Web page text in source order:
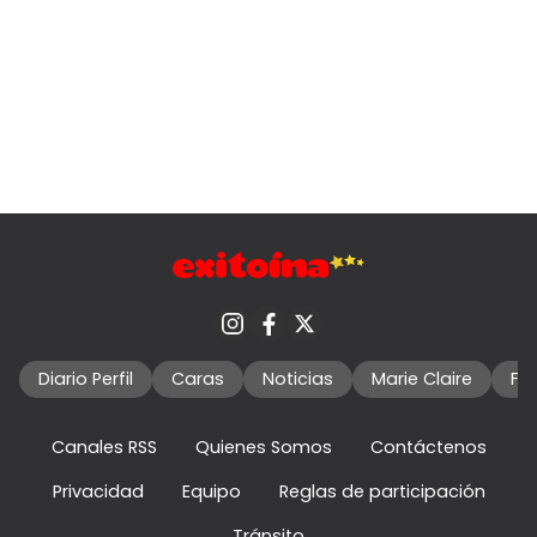
Diario Perfil Caras Noticias Marie Claire
Canales RSS Quienes Somos
Contáctenos
Privacidad
Equipo
Reglas de participación